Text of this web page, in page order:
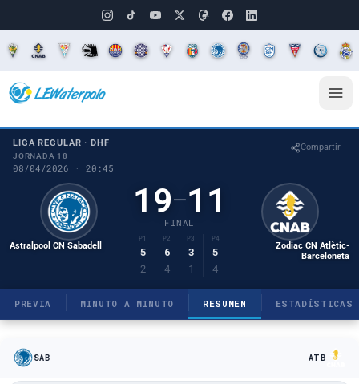
LIGA REGULAR · DHF
JORNADA 18
08/04/2026 · 20:45
Compartir
Astralpool CN Sabadell
19–11
FINAL
P1 P2 P3 P4
5 6 3
5
2
4 1 4
Zodiac CN Atlètic-
Barceloneta
PREVIA MINUTO A MINUTO RESUMEN ESTADÍSTICAS
SAB ATB